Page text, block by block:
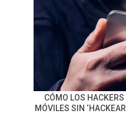
CÓMO LOS
MÓVILES SIN